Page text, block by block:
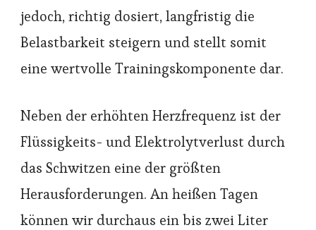
jedoch, richtig dosiert, langfristig die
Belastbarkeit steigern und stellt somit
eine wertvolle Trainingskomponente dar.
Neben der erhöhten Herzfrequenz ist der
Flüssigkeits- und Elektrolytverlust durch
das Schwitzen eine der größten
Herausforderungen. An heißen Tagen
können wir durchaus ein bis zwei Liter